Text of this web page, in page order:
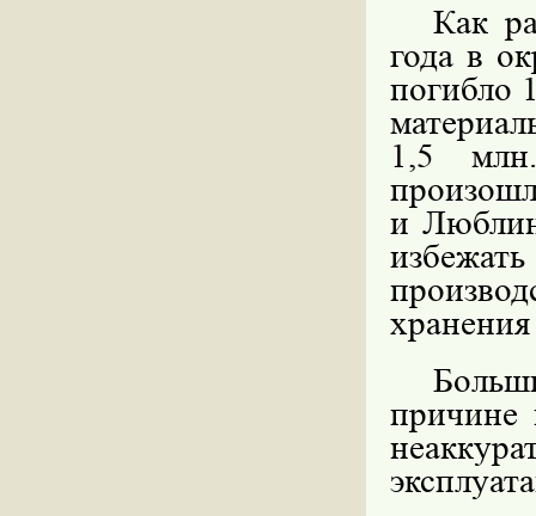
Как
года в
погибло
1,5
и
причине